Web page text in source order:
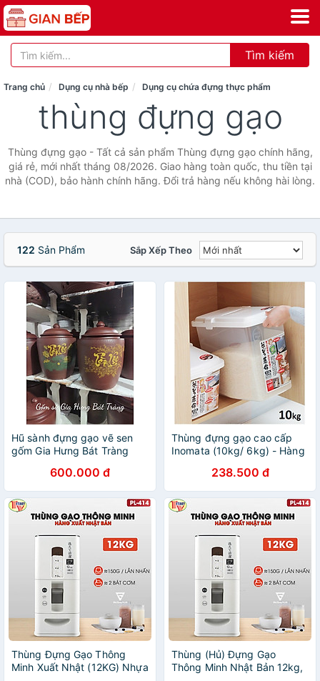
Tìm kiếm
Trang chủ Dụng cụ nhà bếp Dụng cụ chứa đựng thực phẩm
thùng đựng gạo
Thùng đựng gạo - Tất cả sản phẩm Thùng đựng gạo chính hãng,
giá rẻ, mới nhất tháng 08/2026. Giao hàng toàn quốc, thu tiền tại
nhà (COD), bảo hành chính hãng. Đổi trả hàng nếu không hài lòng.
122 Sản Phẩm Sắp Xếp Theo
Hũ sành đựng gạo vẽ sen
gốm Gia Hưng Bát Tràng
600.000 đ
Thùng đựng gạo cao cấp
Inomata (10kg/ 6kg) - Hàng
238.500 đ
Thùng Đựng Gạo Thông
Minh Xuất Nhật (12KG) Nhựa
Thùng (Hủ) Đựng Gạo
Thông Minh Nhật Bản 12kg,